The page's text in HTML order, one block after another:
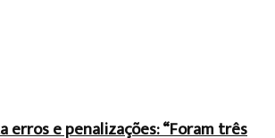
erros e penalizações: “Foram três